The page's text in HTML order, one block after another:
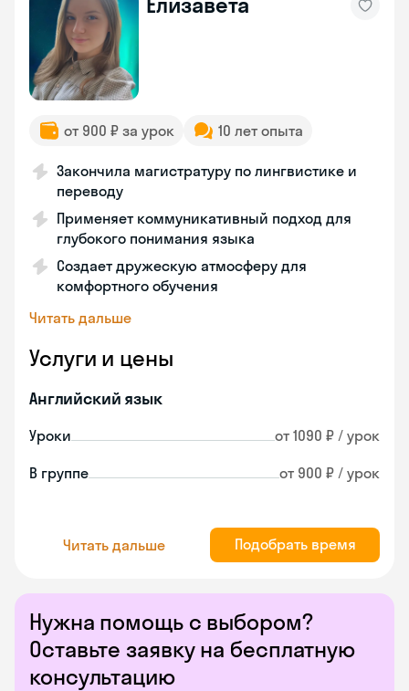
Нужна помощь с выбором?
Оставьте заявку на бесплатную
консультацию
от 900 ₽ за урок 10 лет опыта
Закончила магистратуру по лингвистике и
переводу
Применяет коммуникативный подход для
глубокого понимания языка
Создает дружескую атмосферу для
комфортного обучения
Читать дальше
Услуги и цены
Английский язык
Уроки от 1090 ₽ / урок
В группе от 900 ₽ / урок
Читать дальше Подобрать время